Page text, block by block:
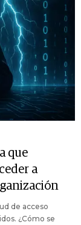
que
a
de acceso
¿Cómo se